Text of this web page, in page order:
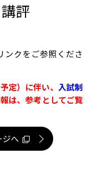
評
ンクをご参照くださ
定）に伴い、 入試制
は、参考としてご覧
へ